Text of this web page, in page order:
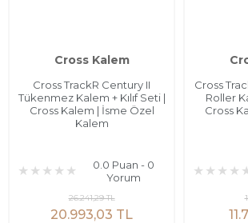
Cross Kalem
Cross TrackR Century II
Tükenmez Kalem + Kılıf Seti |
Cross Kalem | İsme Özel
Kalem
0.0 Puan - 0
Yorum
20.993,03 TL
26.241,29 TL
Cross
Roller
Cross